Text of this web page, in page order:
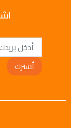
أشترك